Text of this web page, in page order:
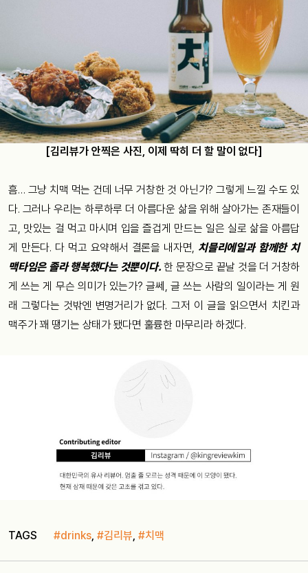
[김리뷰가 안찍은 사진, 이제 딱히 더 할 말이 없다]
흠… 그냥 치맥 먹는 건데 너무 거창한 것 아닌가? 그렇게 느낄 수도 있
다. 그러나 우리는 하루하루 더 아름다운 삶을 위해 살아가는 존재들이
고, 맛있는 걸 먹고 마시며 입을 즐겁게 만드는 일은 실로 삶을 아름답
게 만든다. 다 먹고 요약해서 결론을 내자면, 치믈리에일과 함께한 치
맥타임은 졸라 행복했다는 것뿐이다. 한 문장으로 끝날 것을 더 거창하
게 쓰는 게 무슨 의미가 있는가? 글쎄, 글 쓰는 사람의 일이라는 게 원
래 그렇다는 것밖엔 변명거리가 없다. 그저 이 글을 읽으면서 치킨과
맥주가 꽤 땡기는 상태가 됐다면 훌륭한 마무리라 하겠다.
TAGS #drinks, #김리뷰, #치맥